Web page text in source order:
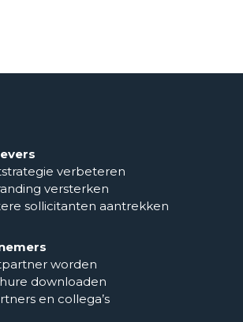
verbeteren
versterken
sollicitanten aantrekken
worden
downloaden
en collega’s